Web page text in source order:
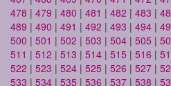
478 | 479 | 480 | 481 | 482 | 483 |
489 | 490 | 491 | 492 | 493 | 494 |
500 | 501 | 502 | 503 | 504 | 505 |
511 | 512 | 513 | 514 | 515 | 516 |
522 | 523 | 524 | 525 | 526 | 527 |
533 | 534 | 535 | 536 | 537 | 538 |